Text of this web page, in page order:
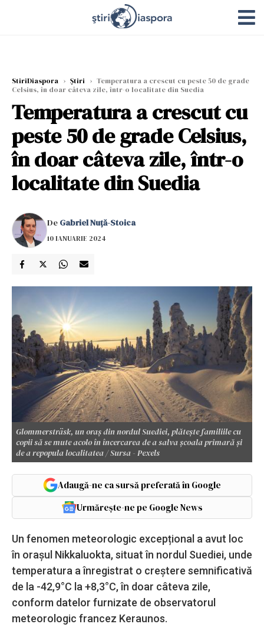
StiriDiaspora › Știri › Temperatura a crescut cu peste 50 de grade
Celsius, în doar câteva zile, într-o localitate din Suedia
Temperatura a crescut cu
peste 50 de grade Celsius,
în doar câteva zile, într-o
localitate din Suedia
De Gabriel Nuță-Stoica
10 IANUARIE 2024
Glommersträsk, un oraș din nordul Suediei, plătește familiile cu
copii să se mute acolo în încercarea de a salva școala primară și
de a repopula localitatea / Sursa - Pexels
Adaugă-ne ca sursă preferată în Google
Urmărește-ne pe Google News
Un fenomen meteorologic excepțional a avut loc
în orașul Nikkaluokta, situat în nordul Suediei, unde
temperatura a înregistrat o creștere semnificativă
de la -42,9°C la +8,3°C, în doar câteva zile,
conform datelor furnizate de observatorul
meteorologic francez Keraunos.